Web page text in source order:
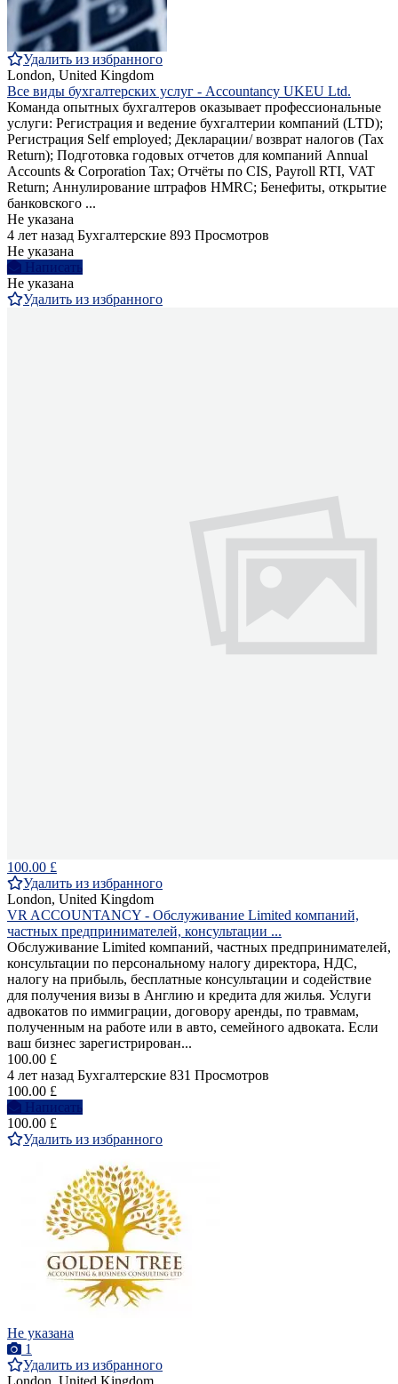
Удалить из избранного
London, United Kingdom
Все виды бухгалтерских услуг - Accountancy UKEU Ltd.
Команда опытных бухгалтеров оказывает профессиональные
услуги: Регистрация и ведение бухгалтерии компаний (LTD);
Регистрация Self employed; Декларации/ возврат налогов (Tax
Return); Подготовка годовых отчетов для компаний Annual
Accounts & Corporation Tax; Отчёты по CIS, Payroll RTI, VAT
Return; Аннулирование штрафов HMRC; Бенефиты, открытие
банковского ...
Не указана
4 лет назад Бухгалтерские 893 Просмотров
Не указана
Написать
Не указана
Удалить из избранного
100.00 £
Удалить из избранного
London, United Kingdom
VR ACCOUNTANCY - Обслуживание Limited компаний,
частных предпринимателей, консультации ...
Обслуживание Limited компаний, частных предпринимателей,
консультации по персональному налогу директора, НДС,
налогу на прибыль, бесплатные консультации и содействие
для получения визы в Англию и кредита для жилья. Услуги
адвокатов по иммиграции, договору аренды, по травмам,
полученным на работе или в авто, семейного адвоката. Если
ваш бизнес зарегистрирован...
100.00 £
4 лет назад Бухгалтерские 831 Просмотров
100.00 £
Написать
100.00 £
Удалить из избранного
Не указана
1
Удалить из избранного